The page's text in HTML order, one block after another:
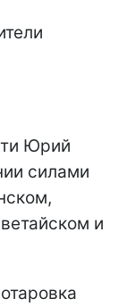
Юрий
силами
и